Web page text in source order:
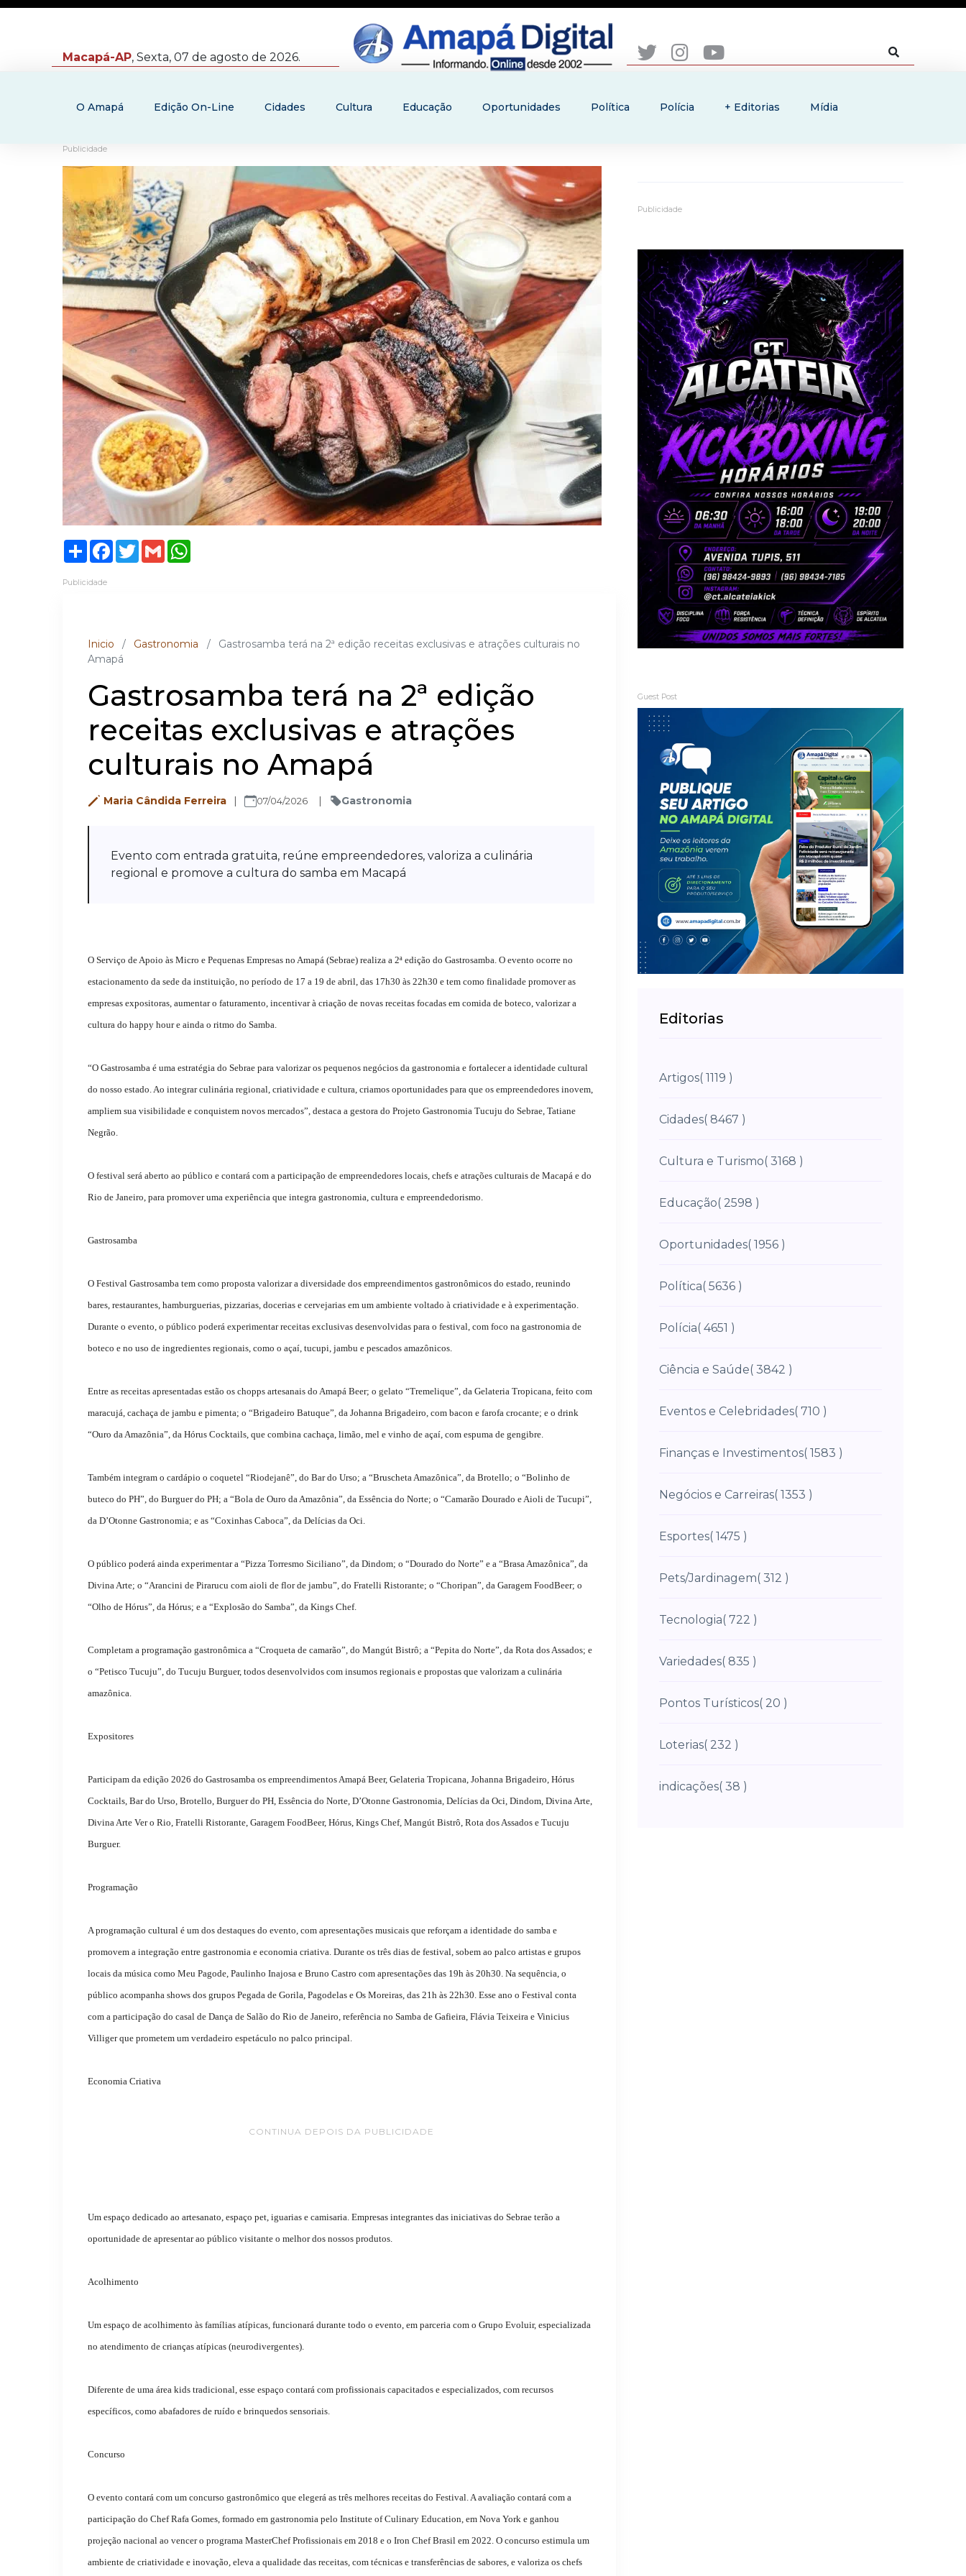
Macapá-AP, Sexta, 07 de agosto de 2026.
O Amapá Edição On-Line Cidades Cultura Educação Oportunidades Política Polícia + Editorias Mídia
Publicidade
ShareFacebook
TwitterGmail
Publicidade
Inicio / Gastronomia /
Gastrosamba terá na 2ª edição receitas exclusivas e atrações culturais no
Amapá
Gastrosamba terá na 2ª edição
receitas exclusivas e atrações
culturais no Amapá
Maria Cândida Ferreira 07/04/2026 Gastronomia
Evento com entrada gratuita, reúne empreendedores, valoriza a culinária
regional e promove a cultura do samba em Macapá
O Serviço de Apoio às Micro e Pequenas Empresas no Amapá (Sebrae) realiza a 2ª edição do Gastrosamba. O evento ocorre no
estacionamento da sede da instituição, no período de 17 a 19 de abril, das 17h30 às 22h30 e tem como finalidade promover as
empresas expositoras, aumentar o faturamento, incentivar à criação de novas receitas focadas em comida de boteco, valorizar a
cultura do happy hour e ainda o ritmo do Samba.
“O Gastrosamba é uma estratégia do Sebrae para valorizar os pequenos negócios da gastronomia e fortalecer a identidade cultural
do nosso estado. Ao integrar culinária regional, criatividade e cultura, criamos oportunidades para que os empreendedores inovem,
ampliem sua visibilidade e conquistem novos mercados”, destaca a gestora do Projeto Gastronomia Tucuju do Sebrae, Tatiane
Negrão.
O festival será aberto ao público e contará com a participação de empreendedores locais, chefs e atrações culturais de Macapá e do
Rio de Janeiro, para promover uma experiência que integra gastronomia, cultura e empreendedorismo.
Gastrosamba
O Festival Gastrosamba tem como proposta valorizar a diversidade dos empreendimentos gastronômicos do estado, reunindo
bares, restaurantes, hamburguerias, pizzarias, docerias e cervejarias em um ambiente voltado à criatividade e à experimentação.
Durante o evento, o público poderá experimentar receitas exclusivas desenvolvidas para o festival, com foco na gastronomia de
boteco e no uso de ingredientes regionais, como o açaí, tucupi, jambu e pescados amazônicos.
Entre as receitas apresentadas estão os chopps artesanais do Amapá Beer; o gelato “Tremelique”, da Gelateria Tropicana, feito com
maracujá, cachaça de jambu e pimenta; o “Brigadeiro Batuque”, da Johanna Brigadeiro, com bacon e farofa crocante; e o drink
“Ouro da Amazônia”, da Hórus Cocktails, que combina cachaça, limão, mel e vinho de açaí, com espuma de gengibre.
Também integram o cardápio o coquetel “Riodejanê”, do Bar do Urso; a “Bruscheta Amazônica”, da Brotello; o “Bolinho de
buteco do PH”, do Burguer do PH; a “Bola de Ouro da Amazônia”, da Essência do Norte; o “Camarão Dourado e Aioli de Tucupi”,
da D’Otonne Gastronomia; e as “Coxinhas Caboca”, da Delícias da Oci.
O público poderá ainda experimentar a “Pizza Torresmo Siciliano”, da Dindom; o “Dourado do Norte” e a “Brasa Amazônica”, da
Divina Arte; o “Arancini de Pirarucu com aioli de flor de jambu”, do Fratelli Ristorante; o “Choripan”, da Garagem FoodBeer; o
“Olho de Hórus”, da Hórus; e a “Explosão do Samba”, da Kings Chef.
Completam a programação gastronômica a “Croqueta de camarão”, do Mangút Bistrô; a “Pepita do Norte”, da Rota dos Assados; e
o “Petisco Tucuju”, do Tucuju Burguer, todos desenvolvidos com insumos regionais e propostas que valorizam a culinária
amazônica.
Expositores
Participam da edição 2026 do Gastrosamba os empreendimentos Amapá Beer, Gelateria Tropicana, Johanna Brigadeiro, Hórus
Cocktails, Bar do Urso, Brotello, Burguer do PH, Essência do Norte, D’Otonne Gastronomia, Delícias da Oci, Dindom, Divina Arte,
Divina Arte Ver o Rio, Fratelli Ristorante, Garagem FoodBeer, Hórus, Kings Chef, Mangút Bistrô, Rota dos Assados e Tucuju
Burguer.
Programação
A programação cultural é um dos destaques do evento, com apresentações musicais que reforçam a identidade do samba e
promovem a integração entre gastronomia e economia criativa. Durante os três dias de festival, sobem ao palco artistas e grupos
locais da música como Meu Pagode, Paulinho Inajosa e Bruno Castro com apresentações das 19h às 20h30. Na sequência, o
público acompanha shows dos grupos Pegada de Gorila, Pagodelas e Os Moreiras, das 21h às 22h30. Esse ano o Festival conta
com a participação do casal de Dança de Salão do Rio de Janeiro, referência no Samba de Gafieira, Flávia Teixeira e Vinicius
Villiger que prometem um verdadeiro espetáculo no palco principal.
Economia Criativa
CONTINUA DEPOIS DA PUBLICIDADE
Um espaço dedicado ao artesanato, espaço pet, iguarias e camisaria. Empresas integrantes das iniciativas do Sebrae terão a
oportunidade de apresentar ao público visitante o melhor dos nossos produtos.
Acolhimento
Um espaço de acolhimento às famílias atípicas, funcionará durante todo o evento, em parceria com o Grupo Evoluir, especializada
no atendimento de crianças atípicas (neurodivergentes).
Diferente de uma área kids tradicional, esse espaço contará com profissionais capacitados e especializados, com recursos
específicos, como abafadores de ruído e brinquedos sensoriais.
Concurso
O evento contará com um concurso gastronômico que elegerá as três melhores receitas do Festival. A avaliação contará com a
participação do Chef Rafa Gomes, formado em gastronomia pelo Institute of Culinary Education, em Nova York e ganhou
projeção nacional ao vencer o programa MasterChef Profissionais em 2018 e o Iron Chef Brasil em 2022. O concurso estimula um
ambiente de criatividade e inovação, eleva a qualidade das receitas, com técnicas e transferências de sabores, e valoriza os chefs
Publicidade
Guest Post
Editorias
Artigos( 1119 )
Cidades( 8467 )
Cultura e Turismo( 3168 )
Educação( 2598 )
Oportunidades( 1956 )
Política( 5636 )
Polícia( 4651 )
Ciência e Saúde( 3842 )
Eventos e Celebridades( 710 )
Finanças e Investimentos( 1583 )
Negócios e Carreiras( 1353 )
Esportes( 1475 )
Pets/Jardinagem( 312 )
Tecnologia( 722 )
Variedades( 835 )
Pontos Turísticos( 20 )
Loterias( 232 )
indicações( 38 )